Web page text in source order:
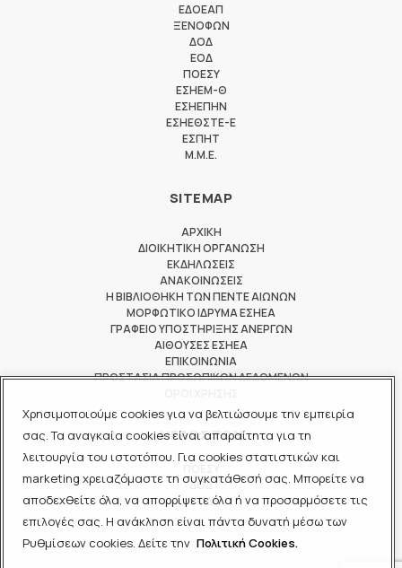
Χρησιμοποιούμε cookies για να βελτιώσουμε την εμπειρία
σας. Τα αναγκαία cookies είναι απαραίτητα για τη
λειτουργία του ιστοτόπου. Για cookies στατιστικών και
marketing χρειαζόμαστε τη συγκατάθεσή σας. Μπορείτε να
αποδεχθείτε όλα, να απορρίψετε όλα ή να προσαρμόσετε τις
επιλογές σας. Η ανάκληση είναι πάντα δυνατή μέσω των
Ρυθμίσεων cookies. Δείτε την Πολιτική Cookies.
ΕΔΟΕΑΠ
ΞΕΝΟΦΩΝ
ΔΟΔ
ΕΟΔ
ΠΟΕΣΥ
ΕΣΗΕΜ-Θ
ΕΣΗΕΠΗΝ
ΕΣΗΕΘΣΤΕ-Ε
ΕΣΠΗΤ
M.M.E.
SITEMAP
ΑΡΧΙΚΗ
ΔΙΟΙΚΗΤΙΚΗ ΟΡΓΑΝΩΣΗ
ΕΚΔΗΛΩΣΕΙΣ
ΑΝΑΚΟΙΝΩΣΕΙΣ
Η ΒΙΒΛΙΟΘΗΚΗ ΤΩΝ ΠΕΝΤΕ ΑΙΩΝΩΝ
ΜΟΡΦΩΤΙΚΟ ΙΔΡΥΜΑ ΕΣΗΕΑ
ΓΡΑΦΕΙΟ ΥΠΟΣΤΗΡΙΞΗΣ ΑΝΕΡΓΩΝ
ΑΙΘΟΥΣΕΣ ΕΣΗΕΑ
ΕΠΙΚΟΙΝΩΝΙΑ
ΠΡΟΣΤΑΣΙΑ ΠΡΟΣΩΠΙΚΩΝ ΔΕΔΟΜΕΝΩΝ
ΜΕΛΟΣ ΤΩΝ
ΔΟΔ
ΕΟΔ